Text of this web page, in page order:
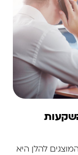
להלן היא